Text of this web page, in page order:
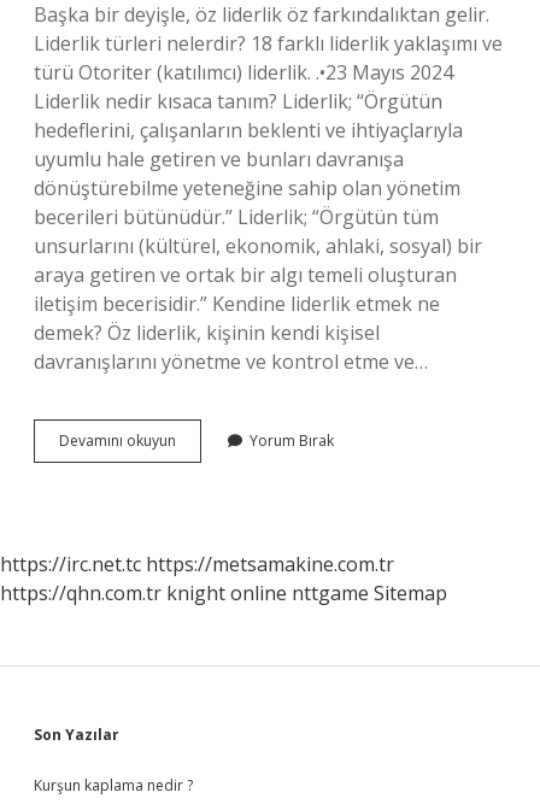
Başka bir deyişle, öz liderlik öz farkındalıktan gelir.
Liderlik türleri nelerdir? 18 farklı liderlik yaklaşımı ve
türü Otoriter (katılımcı) liderlik. .•23 Mayıs 2024
Liderlik nedir kısaca tanım? Liderlik; “Örgütün
hedeflerini, çalışanların beklenti ve ihtiyaçlarıyla
uyumlu hale getiren ve bunları davranışa
dönüştürebilme yeteneğine sahip olan yönetim
becerileri bütünüdür.” Liderlik; “Örgütün tüm
unsurlarını (kültürel, ekonomik, ahlaki, sosyal) bir
araya getiren ve ortak bir algı temeli oluşturan
iletişim becerisidir.” Kendine liderlik etmek ne
demek? Öz liderlik, kişinin kendi kişisel
davranışlarını yönetme ve kontrol etme ve…
Devamını okuyun
Liderlik
Yorum Bırak
https://irc.net.tc https://metsamakine.com.tr
https://qhn.com.tr knight online nttgame Sitemap
Sidebar
Son Yazılar
Kurşun kaplama nedir ?